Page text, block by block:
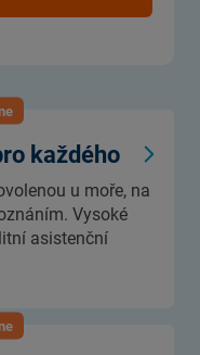
každého
u moře, na
Vysoké
asistenční